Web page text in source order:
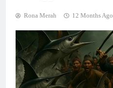
Rona Merah 12 Months Ago